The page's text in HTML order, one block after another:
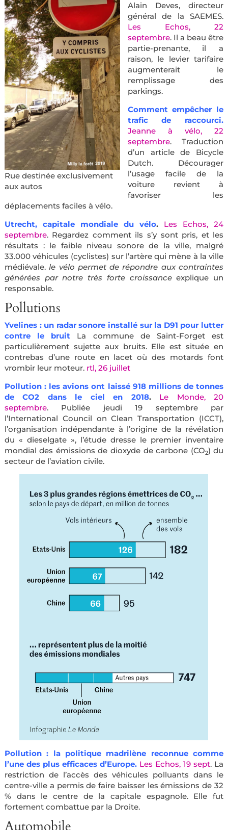
Rue destinée exclusivement
aux autos
Alain Deves, directeur
général de la SAEMES.
Les Echos, 22
septembre. Il a beau être
partie-prenante, il a
raison, le levier tarifaire
augmenterait le
remplissage des
parkings.
Comment empêcher le
trafic de raccourci.
Jeanne à vélo, 22
septembre. Traduction
d’un article de Bicycle
Dutch.
Décourager
l’usage facile de la
voiture revient à
favoriser les
déplacements faciles à vélo.
Utrecht, capitale mondiale du vélo.
Les Echos, 24
septembre. Regardez comment ils s’y sont pris, et les
résultats : le faible niveau sonore de la ville, malgré
33.000 véhicules (cyclistes) sur l’artère qui mène à la ville
médiévale.le vélo permet de répondre aux contraintes
générées par notre très forte croissanceexplique un
responsable.
Pollutions
Yvelines : un radar sonore installé sur la D91 pour lutter
contre le bruit
La commune de Saint-Forget est
particulièrement sujette aux bruits. Elle est située en
contrebas d’une route en lacet où des motards font
vrombir leur moteur. rtl, 26 juillet
Pollution : les avions ont laissé 918 millions de tonnes
de CO2 dans le ciel en 2018.
Le Monde, 20
septembre.
Publiée jeudi 19 septembre par
l’International Council on Clean Transportation (ICCT),
l’organisation indépendante à l’origine de la révélation
du « dieselgate », l’étude dresse le premier inventaire
mondial des émissions de dioxyde de carbone (CO2) du
secteur de l’aviation civile.
Pollution : la politique madrilène reconnue comme
l’une des plus efficaces d’Europe. Les Echos, 19 sept. La
restriction de l’accès des véhicules polluants dans le
centre-ville a permis de faire baisser les émissions de 32
% dans le centre de la capitale espagnole. Elle fut
fortement combattue par la Droite.
Automobile